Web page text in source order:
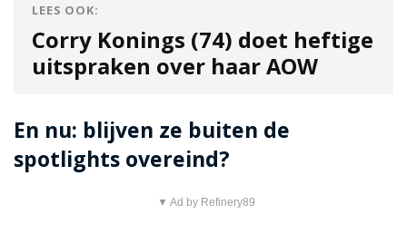
LEES OOK:
Corry Konings (74) doet heftige
uitspraken over haar AOW
En nu: blijven ze buiten de
spotlights overeind?
▼ Ad by Refinery89